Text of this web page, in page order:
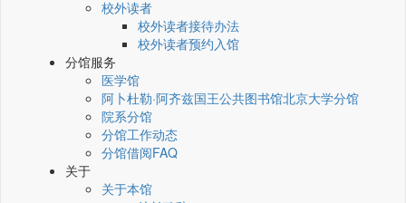
校外读者
校外读者接待办法
校外读者预约入馆
分馆服务
医学馆
阿卜杜勒·阿齐兹国王公共图书馆北京大学分馆
院系分馆
分馆工作动态
分馆借阅FAQ
关于
关于本馆